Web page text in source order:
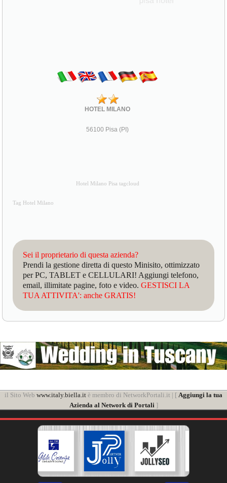
HOTEL MILANO
56100 Pisa (PI)
Hotel Milano Pisa tagcloud
Tag Hotel Milano
Sei il proprietario di questa azienda?
Prendi la gestione diretta di questo Minisito, ottimizzato
per PC, TABLET e CELLULARI! Aggiungi telefono,
email, illimitate pagine, foto e video.GESTISCI LA
TUA ATTIVITA': anche GRATIS!
il Sito Web www.italy.biella.it è membro di NetworkPortali.it | [ Aggiungi la tua
Azienda al Network di Portali]